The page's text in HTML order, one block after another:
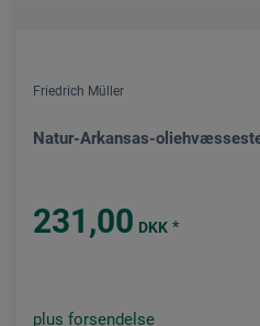
Friedrich Müller
Natur-Arkansas-
231,00 DKK *
plus forsendelse